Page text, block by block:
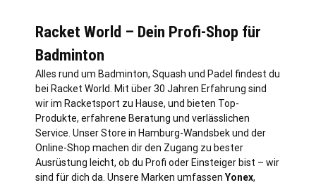
Racket World – Dein Profi-Shop für
Badminton
Alles rund um Badminton, Squash und Padel findest du
bei Racket World. Mit über 30 Jahren Erfahrung sind
wir im Racketsport zu Hause, und bieten Top-
Produkte, erfahrene Beratung und verlässlichen
Service. Unser Store in Hamburg-Wandsbek und der
Online-Shop machen dir den Zugang zu bester
Ausrüstung leicht, ob du Profi oder Einsteiger bist – wir
sind für dich da. Unsere Marken umfassen Yonex,